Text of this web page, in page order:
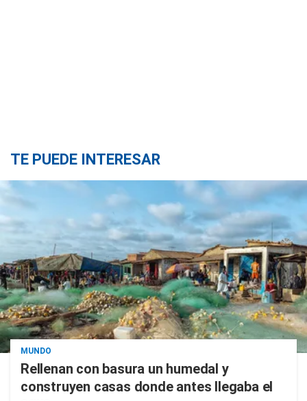
TE PUEDE INTERESAR
MUNDO
Rellenan con basura un humedal y
construyen casas donde antes llegaba el